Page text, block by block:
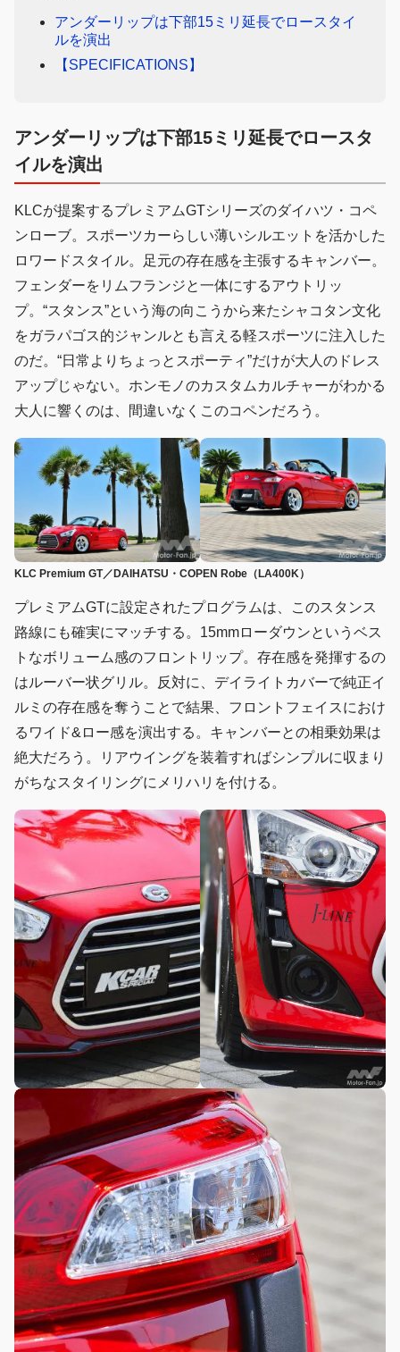
アンダーリップは下部15ミリ延長でロースタイ
ルを演出
【SPECIFICATIONS】
アンダーリップは下部15ミリ延長でロースタ
イルを演出
KLCが提案するプレミアムGTシリーズのダイハツ・コペ
ンローブ。スポーツカーらしい薄いシルエットを活かした
ロワードスタイル。足元の存在感を主張するキャンバー。
フェンダーをリムフランジと一体にするアウトリッ
プ。“スタンス”という海の向こうから来たシャコタン文化
をガラパゴス的ジャンルとも言える軽スポーツに注入した
のだ。“日常よりちょっとスポーティ”だけが大人のドレス
アップじゃない。ホンモノのカスタムカルチャーがわかる
大人に響くのは、間違いなくこのコペンだろう。
KLC Premium GT／DAIHATSU・COPEN Robe（LA400K）
プレミアムGTに設定されたプログラムは、このスタンス
路線にも確実にマッチする。15mmローダウンというベス
トなボリューム感のフロントリップ。存在感を発揮するの
はルーバー状グリル。反対に、デイライトカバーで純正イ
ルミの存在感を奪うことで結果、フロントフェイスにおけ
るワイド&ロー感を演出する。キャンバーとの相乗効果は
絶大だろう。リアウイングを装着すればシンプルに収まり
がちなスタイリングにメリハリを付ける。